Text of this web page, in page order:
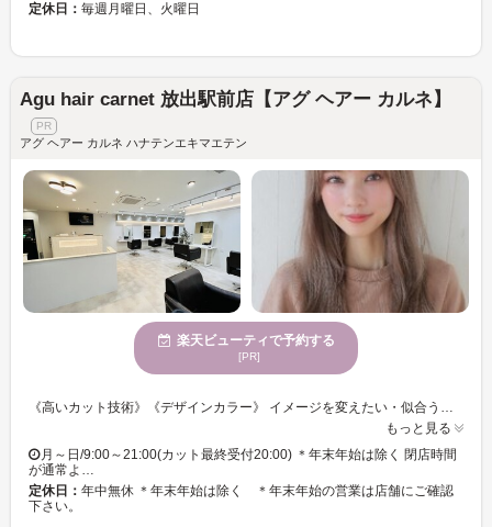
定休日： 毎週月曜日、火曜日
Agu hair carnet 放出駅前店【アグ ヘアー カルネ】
アグ ヘアー カルネ ハナテンエキマエテン
楽天ビューティで予約する
[PR]
もっと見る
月～日/9:00～21:00(カット最終受付20:00) ＊年末年始は除く 閉店時間
が通常よ…
定休日： 年中無休 ＊年末年始は除く ＊年末年始の営業は店舗にご確認
下さい。